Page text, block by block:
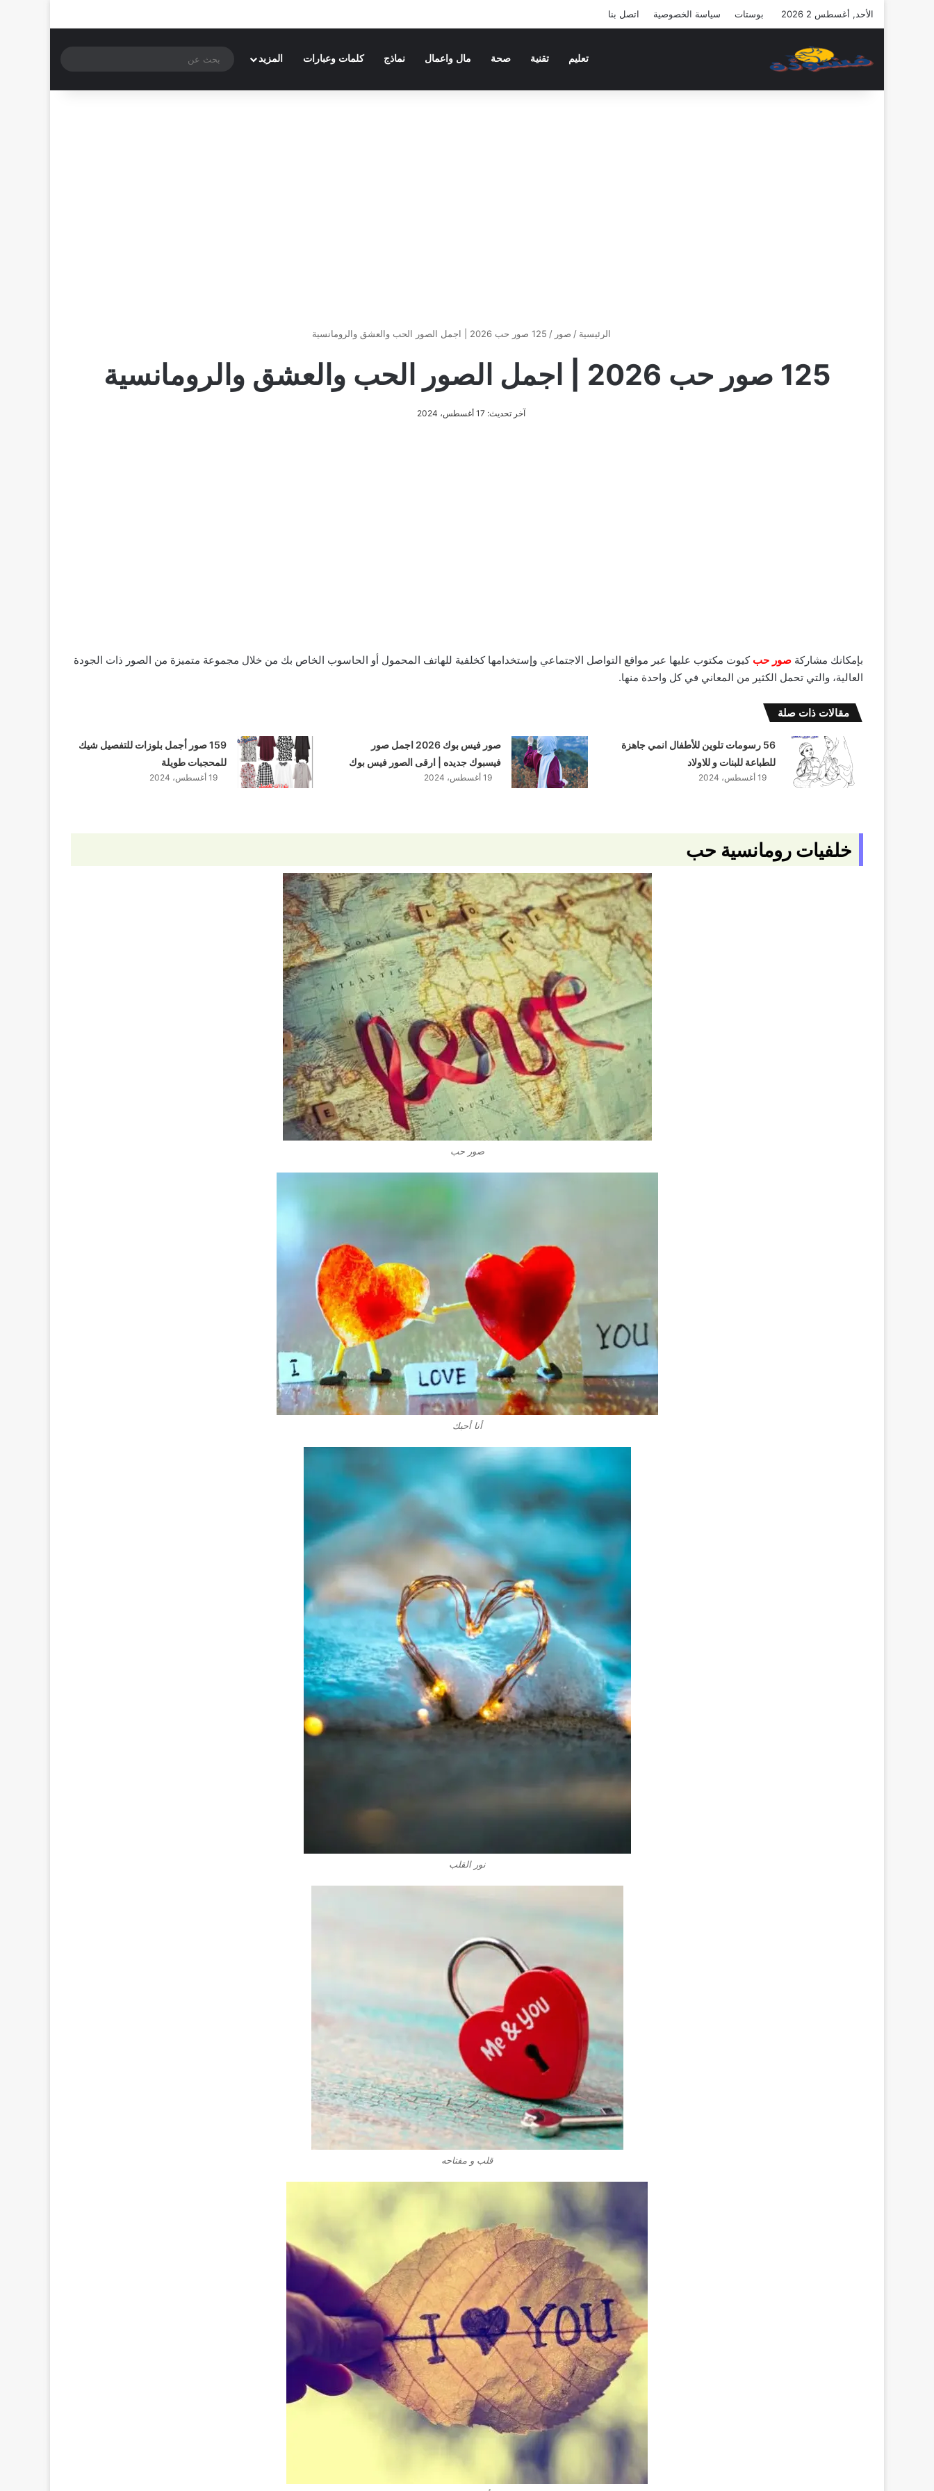
الأحد, أغسطس 2 2026 بوستات سياسة الخصوصية اتصل بنا
تعليم تقنية صحة مال واعمال نماذج كلمات وعبارات المزيد
الرئيسية / صور / 125 صور حب 2026 | اجمل الصور الحب والعشق والرومانسية
125 صور حب 2026 | اجمل الصور الحب والعشق والرومانسية
آخر تحديث: 17 أغسطس، 2024
بإمكانك مشاركة صور حب كيوت مكتوب عليها عبر مواقع التواصل الاجتماعي وإستخدامها كخلفية للهاتف المحمول أو الحاسوب الخاص بك من خلال مجموعة متميزة من الصور ذات الجودة
العالية، والتي تحمل الكثير من المعاني في كل واحدة منها.
مقالات ذات صلة
56 رسومات تلوين للأطفال انمي جاهزة
للطباعة للبنات و للاولاد
19 أغسطس، 2024
صور فيس بوك 2026 اجمل صور
فيسبوك جديده | ارقى الصور فيس بوك
19 أغسطس، 2024
159 صور أجمل بلوزات للتفصيل شيك
للمحجبات طويلة
19 أغسطس، 2024
خلفيات رومانسية حب
صور حب
أنا أحبك
نور القلب
قلب و مفتاحه